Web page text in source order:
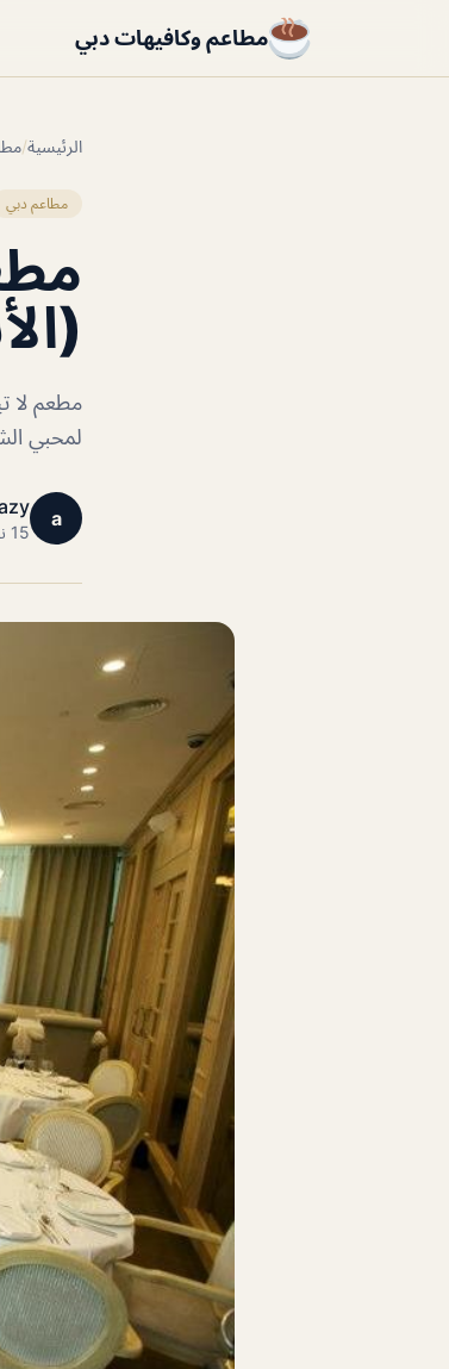
مطاعم وكافيهات دبي
الرئيسية/
مطاعم دبي
مطعم لا
لمحبي
a
15 نوفمبر 2020 · 1 دقائق قراءة